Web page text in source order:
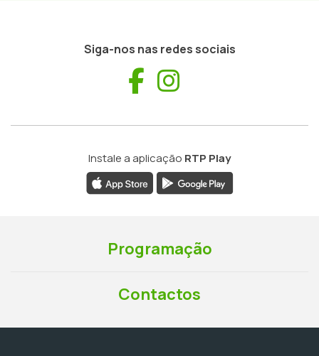
Siga-nos nas redes sociais
Facebook
Instale a aplicação RTP Play
Programação
Contactos